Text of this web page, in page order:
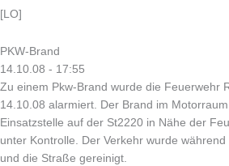
[LO]
PKW-Brand
14.10.08 - 17:55
Zu einem Pkw-Brand wurde die Feuerwehr
14.10.08 alarmiert. Der Brand im
Einsatzstelle auf der St2220 in Nähe der
unter Kontrolle. Der Verkehr wurde
und die Straße gereinigt.